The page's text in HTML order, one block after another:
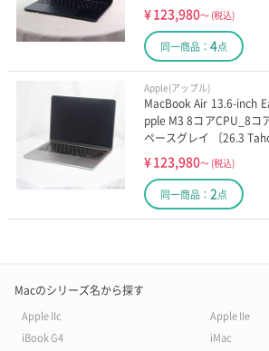
¥123,980～ (税込)
同一商品： 4点
Apple(アップル)
MacBook Air 13.6-inch
pple M3 8コアCPU_8コ
ペースグレイ 〔26.3
¥123,980～ (税込)
同一商品： 2点
Macのシリーズ名から探す
Apple IIc
Apple IIe
iBook G4
iMac